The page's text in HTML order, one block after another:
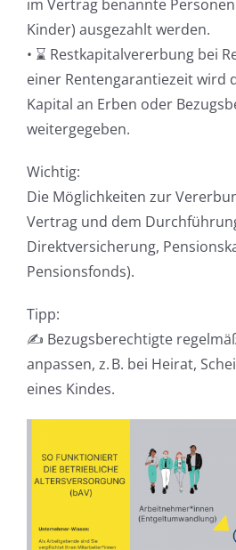
im Vertrag benannte
Kinder) ausgezahlt werden.
• ⌛ Restkapitalvererbung bei
einer Rentengarantiezeit wird
Kapital an Erben oder
weitergegeben.
Wichtig:
Die Möglichkeiten zur
Vertrag und dem
Direktversicherung,
Pensionsfonds).
Tipp:
✍️ Bezugsberechtigte
anpassen, z. B. bei Heirat,
eines Kindes.